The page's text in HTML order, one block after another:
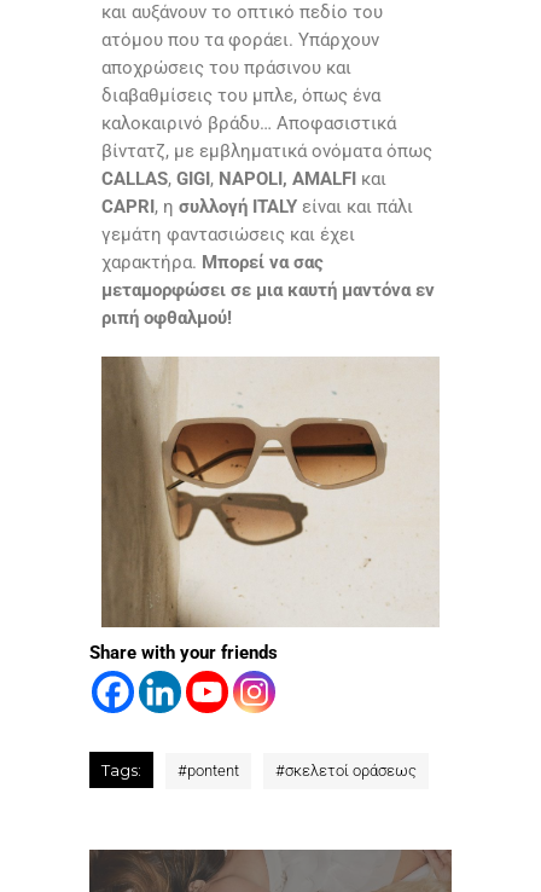
και αυξάνουν το οπτικό πεδίο του
ατόμου που τα φοράει. Υπάρχουν
αποχρώσεις του πράσινου και
διαβαθμίσεις του μπλε, όπως ένα
καλοκαιρινό βράδυ… Αποφασιστικά
βίντατζ, με εμβληματικά ονόματα όπως
CALLAS, GIGI , NAPOLI, AMALFI και
CAPRI , η συλλογή ITALY είναι και πάλι
γεμάτη φαντασιώσεις και έχει
χαρακτήρα. Μπορεί να σας
μεταμορφώσει σε μια καυτή μαντόνα εν
ριπή οφθαλμού!
Share with your friends
Tags: #pontent #σκελετοί οράσεως